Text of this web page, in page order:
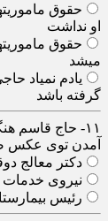
حقوق
او نداشت
حقوق
میشد
یادم نمیاد
گرفته باشد
۱۱- حاج قاسم
آمدن توی عکس
دکتر معالج
نیروی خدمات
رئیس